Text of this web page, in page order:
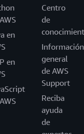
en
en
Centro
de
Información
general
de AWS
Support
Reciba
ayuda
de